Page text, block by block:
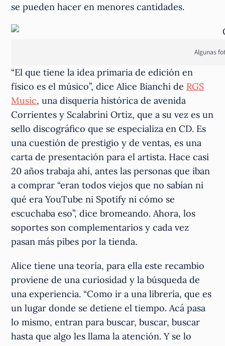
se pueden hacer en menores cantidades.
Algunas
“El que tiene la idea primaria de edición en
físico es el músico”, dice Alice Bianchi de RGS
Music, una disquería histórica de avenida
Corrientes y Scalabrini Ortiz, que a su vez es un
sello discográfico que se especializa en CD. Es
una cuestión de prestigio y de ventas, es una
carta de presentación para el artista. Hace casi
20 años trabaja ahí, antes las personas que iban
a comprar “eran todos viejos que no sabían ni
qué era YouTube ni Spotify ni cómo se
escuchaba eso”, dice bromeando. Ahora, los
soportes son complementarios y cada vez
pasan más pibes por la tienda.
Alice tiene una teoría, para ella este recambio
proviene de una curiosidad y la búsqueda de
una experiencia. “Como ir a una librería, que es
un lugar donde se detiene el tiempo. Acá pasa
lo mismo, entran para buscar, buscar, buscar
hasta que algo les llama la atención. Y se lo